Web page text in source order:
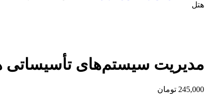
هتل
مدیریت سیستم‌‌های تأسیساتی
245,000 تومان